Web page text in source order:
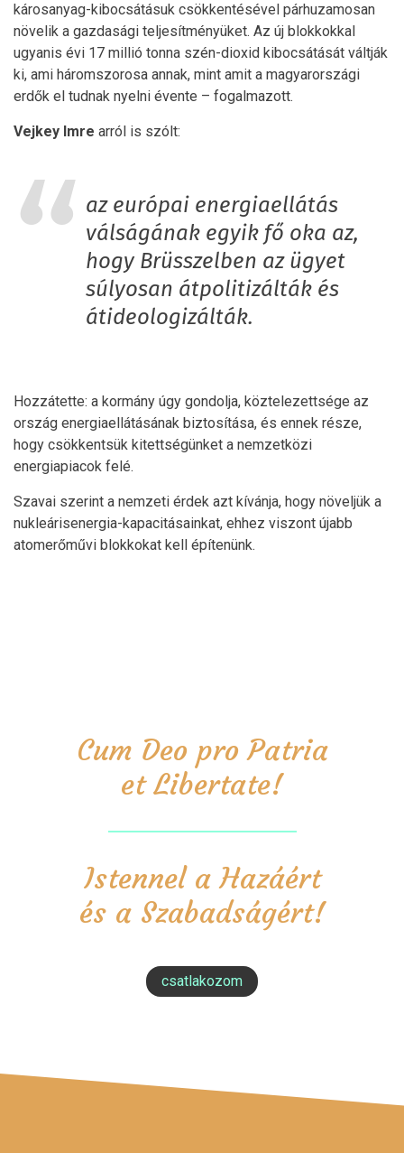
károsanyag-kibocsátásuk csökkentésével párhuzamosan
növelik a gazdasági teljesítményüket. Az új blokkokkal
ugyanis évi 17 millió tonna szén-dioxid kibocsátását váltják
ki, ami háromszorosa annak, mint amit a magyarországi
erdők el tudnak nyelni évente – fogalmazott.
Vejkey Imre arról is szólt:
az európai energiaellátás
válságának egyik fő oka az,
hogy Brüsszelben az ügyet
súlyosan átpolitizálták és
átideologizálták.
Hozzátette: a kormány úgy gondolja, köztelezettsége az
ország energiaellátásának biztosítása, és ennek része,
hogy csökkentsük kitettségünket a nemzetközi
energiapiacok felé.
Szavai szerint a nemzeti érdek azt kívánja, hogy növeljük a
nukleárisenergia-kapacitásainkat, ehhez viszont újabb
atomerőművi blokkokat kell építenünk.
Cum Deo pro Patria
et Libertate!
Istennel a Hazáért
és a Szabadságért!
csatlakozom